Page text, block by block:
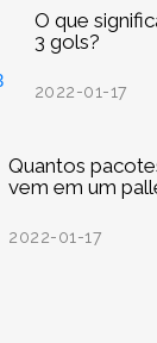
O que
3 gols?
2022-01-17
Quantos
vem em um
2022-01-17